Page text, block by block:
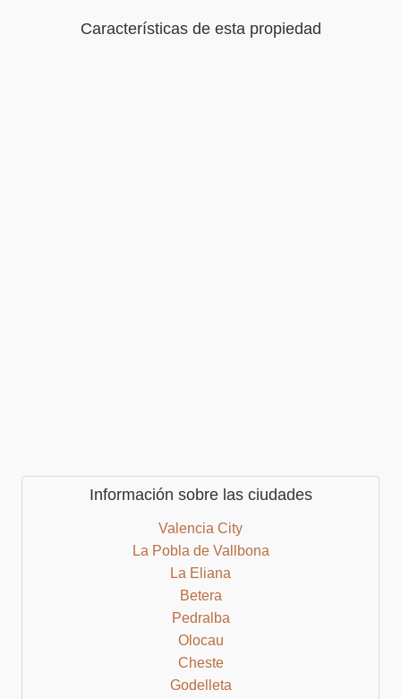
Características de esta propiedad
Información sobre las ciudades
Valencia City
La Pobla de Vallbona
La Eliana
Betera
Pedralba
Olocau
Cheste
Godelleta